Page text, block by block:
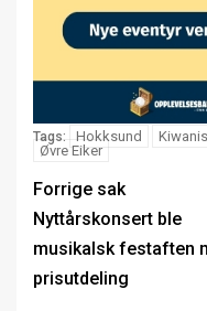
Tags: Hokksund
Øvre Eiker
Forrige sak
Nyttårskonsert ble
musikalsk festaften
prisutdeling